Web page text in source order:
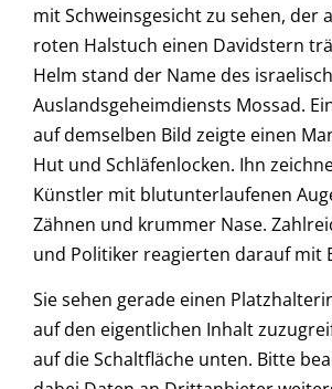
mit Schweinsgesicht zu sehen, der
roten Halstuch einen Davidstern
Helm stand der Name des
Auslandsgeheimdiensts Mossad.
auf demselben Bild zeigte einen
Hut und Schläfenlocken. Ihn
Künstler mit blutunterlaufenen
Zähnen und krummer Nase.
und Politiker reagierten darauf mit
Sie sehen gerade einen
auf den eigentlichen Inhalt
auf die Schaltfläche unten. Bitte